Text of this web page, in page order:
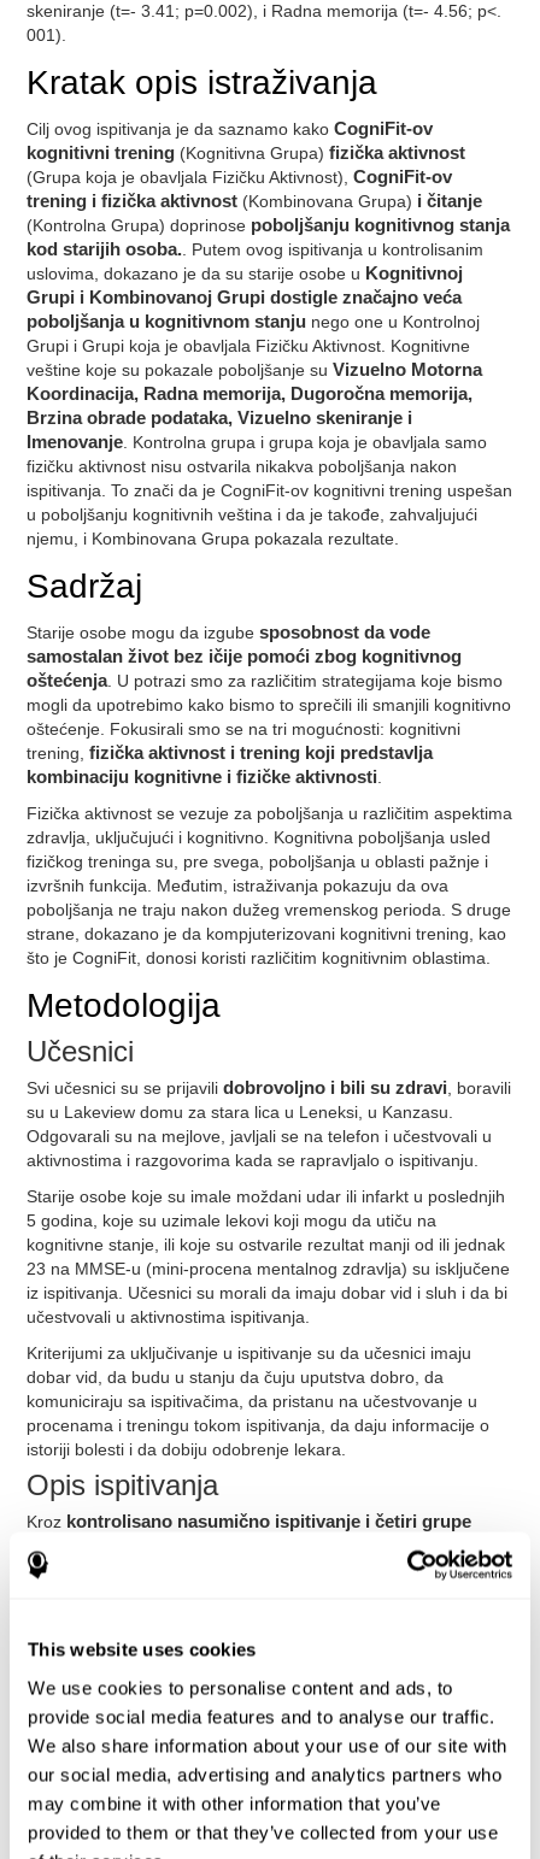
This website uses cookies
We use cookies to personalise content and ads, to
provide social media features and to analyse our traffic.
We also share information about your use of our site with
our social media, advertising and analytics partners who
may combine it with other information that you’ve
provided to them or that they’ve collected from your use
skeniranje (t=- 3.41; p=0.002), i Radna memorija (t=- 4.56; p<.
001).
Kratak opis istraživanja
Cilj ovog ispitivanja je da saznamo kakoCogniFit-ov
kognitivni trening (Kognitivna Grupa)fizička aktivnost
(Grupa koja je obavljala Fizičku Aktivnost),CogniFit-ov
trening i fizička aktivnost (Kombinovana Grupa) i čitanje
(Kontrolna Grupa) doprinose poboljšanju kognitivnog stanja
kod starijih osoba. . Putem ovog ispitivanja u kontrolisanim
uslovima, dokazano je da su starije osobe u Kognitivnoj
Grupi i Kombinovanoj Grupi dostigle značajno veća
poboljšanja u kognitivnom stanju nego one u Kontrolnoj
Grupi i Grupi koja je obavljala Fizičku Aktivnost. Kognitivne
veštine koje su pokazale poboljšanje suVizuelno Motorna
Koordinacija, Radna memorija, Dugoročna memorija,
Brzina obrade podataka, Vizuelno skeniranje i
Imenovanje . Kontrolna grupa i grupa koja je obavljala samo
fizičku aktivnost nisu ostvarila nikakva poboljšanja nakon
ispitivanja. To znači da je CogniFit-ov kognitivni trening uspešan
u poboljšanju kognitivnih veština i da je takođe, zahvaljujući
njemu, i Kombinovana Grupa pokazala rezultate.
Sadržaj
Starije osobe mogu da izgubesposobnost da vode
samostalan život bez ičije pomoći zbog kognitivnog
oštećenja. U potrazi smo za različitim strategijama koje bismo
mogli da upotrebimo kako bismo to sprečili ili smanjili kognitivno
oštećenje. Fokusirali smo se na tri mogućnosti: kognitivni
trening,fizička aktivnost i trening koji predstavlja
kombinaciju kognitivne i fizičke aktivnosti
Fizička aktivnost se vezuje za poboljšanja u različitim aspektima
zdravlja, uključujući i kognitivno. Kognitivna poboljšanja usled
fizičkog treninga su, pre svega, poboljšanja u oblasti pažnje i
izvršnih funkcija. Međutim, istraživanja pokazuju da ova
poboljšanja ne traju nakon dužeg vremenskog perioda. S druge
strane, dokazano je da kompjuterizovani kognitivni trening, kao
što je CogniFit, donosi koristi različitim kognitivnim oblastima.
Metodologija
Učesnici
Svi učesnici su se prijavilidobrovoljno i bili su zdravi , boravili
su u Lakeview domu za stara lica u Leneksi, u Kanzasu.
Odgovarali su na mejlove, javljali se na telefon i učestvovali u
aktivnostima i razgovorima kada se rapravljalo o ispitivanju.
Starije osobe koje su imale moždani udar ili infarkt u poslednjih
5 godina, koje su uzimale lekovi koji mogu da utiču na
kognitivne stanje, ili koje su ostvarile rezultat manji od ili jednak
23 na MMSE-u (mini-procena mentalnog zdravlja) su isključene
iz ispitivanja. Učesnici su morali da imaju dobar vid i sluh i da bi
učestvovali u aktivnostima ispitivanja.
Kriterijumi za uključivanje u ispitivanje su da učesnici imaju
dobar vid, da budu u stanju da čuju uputstva dobro, da
komuniciraju sa ispitivačima, da pristanu na učestvovanje u
procenama i treningu tokom ispitivanja, da daju informacije o
istoriji bolesti i da dobiju odobrenje lekara.
Opis ispitivanja
Kroz kontrolisano nasumično ispitivanje i četiri grupe
(kognitivna, grupa koja je obavljala fizičke aktivnosti,
kombinovana i kontrolna)
cilj je bio da se proceni efikasnost
starijih osoba.
Nakon što prikupimo podatke za analizu, moći ćemo da
preuzmemo rezultate svakog učesnika.
Aktivnosti Grupe koja je obavljala
Fizičke Vežbe
S obzirom na uzrast učesnika (59% je imalo 80 godina ili su
stariji), oni nisu bili u stanju da obavljaju zahtevne fizičke vežbe.
Aktivnosti koju su obavljali su zagrevanje (10 minuta),